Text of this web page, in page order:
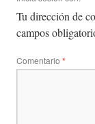
Tu dirección de
campos
Comentario *